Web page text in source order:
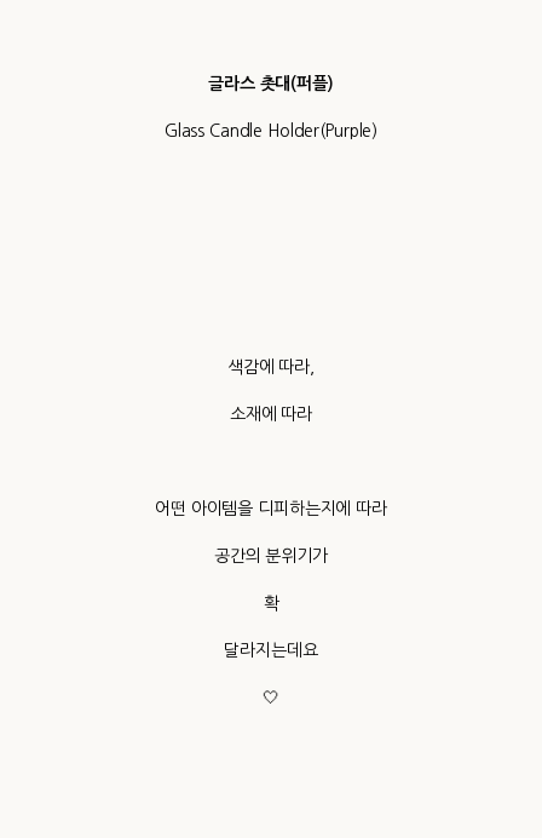
글라스 촛대(퍼플)
Glass Candle Holder(Purple)
색감에 따라,
소재에 따라
어떤 아이템을 디피하는지에 따라
공간의 분위기가
확
달라지는데요
🤍